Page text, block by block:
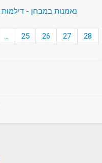
נאמנות במבחן -
... 25 26 27
28